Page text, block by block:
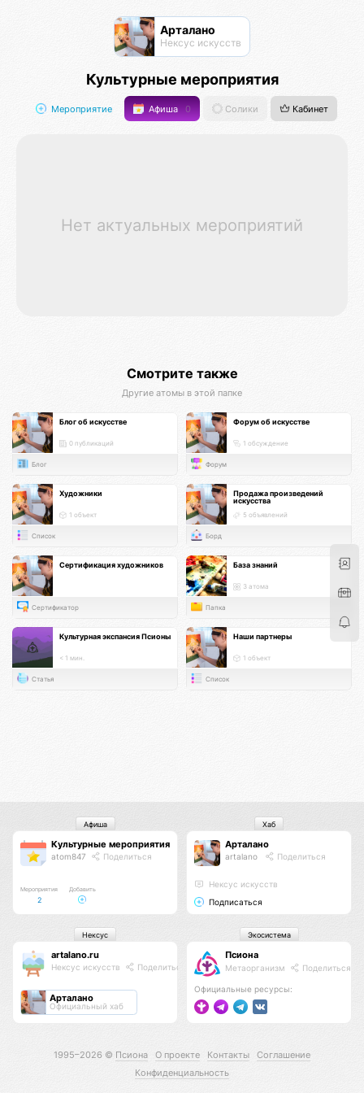
Арталано
Нексус искусств
Культурные мероприятия
Мероприятие Афиша 0 Солики Кабинет
Нет актуальных мероприятий
Смотрите также
Другие атомы в этой папке
Блог об искусстве
0 публикаций
Блог
Форум об искусстве
1 обсуждение
Форум
Художники
1 объект
Список
Продажа произведений
искусства
5 объявлений
Борд
Сертификация художников
Сертификатор
База знаний
3 атома
Папка
Культурная экспансия Псионы
< 1 мин.
Статья
Наши партнеры
1 объект
Список
Культурные мероприятия
atom847 Поделиться
Мероприятия
2
Добавить
Афиша
Арталано
artalano Поделиться
Нексус искусств
Подписаться
Хаб
artalano.ru
Нексус искусств Поделиться
Арталано
Официальный хаб
Нексус
Псиона
Метаорганизм Поделиться
Официальные ресурсы:
Экосистема
1995–2026 © Псиона О проекте Контакты
Соглашение
Конфиденциальность